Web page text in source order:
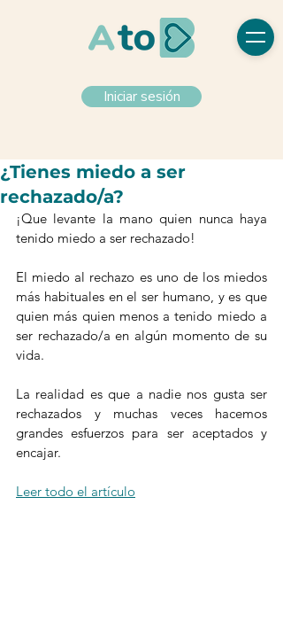
Iniciar sesión
¿Tienes miedo a ser
rechazado/a?
¡Que levante la mano quien nunca haya
tenido miedo a ser rechazado!
El miedo al rechazo es uno de los miedos
más habituales en el ser humano, y es que
quien más quien menos a tenido miedo a
ser rechazado/a en algún momento de su
vida.
La realidad es que a nadie nos gusta ser
rechazados y muchas veces hacemos
grandes esfuerzos para ser aceptados y
encajar.
Leer todo el artículo